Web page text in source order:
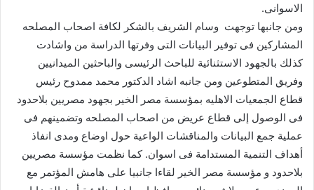
الاسوانى.
ومن جانبها توجهت وسام الشريف بالشكر لكافة اصحاب المصلحه
المشاركين فى توفير البيانات التى وفرتها الدراسة من واشادت
كذلك بالجهود الاستثنائية للباحث الرئيسى والباحثين الميدانيين
وفريق المتطوعين ومن جانبه اشاد الدكتور محمد ممدوح رئيس
قطاع الجمعيات الاهليه بمؤسسة مصر الخير بجهود مصريين بلاحدود
فى الوصول إلى قطاع عريض من اصحاب المصلحه وتضمينهم فى
عملية جمع البيانات والمناقشات الواعية حول اوضاع ومدى انفاذ
أهداف التنمية المستدامة فى اسوان. كما نظمت مؤسسة مصريين
بلاحدود و مؤسسة مصر الخير لقاءا جانبيا على هامش المؤتمر مع